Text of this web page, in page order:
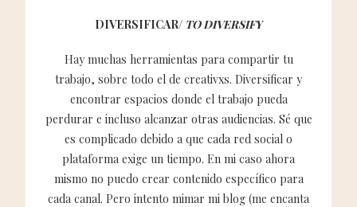
DIVERSIFICAR/ TO DIVERSIFY
Hay muchas herramientas para compartir tu
trabajo, sobre todo el de creativxs. Diversificar y
encontrar espacios donde el trabajo pueda
perdurar e incluso alcanzar otras audiencias. Sé que
es complicado debido a que cada red social o
plataforma exige un tiempo. En mi caso ahora
mismo no puedo crear contenido específico para
cada canal. Pero intento mimar mi blog (me encanta